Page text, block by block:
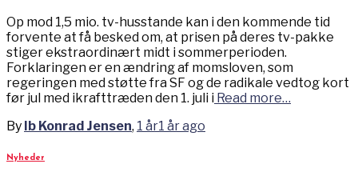
Op mod 1,5 mio. tv-husstande kan i den kommende tid
forvente at få besked om, at prisen på deres tv-pakke
stiger ekstraordinært midt i sommerperioden.
Forklaringen er en ændring af momsloven, som
regeringen med støtte fra SF og de radikale vedtog kort
før jul med ikrafttræden den 1. juli i Read more…
By Ib Konrad Jensen, 1 år1 årago
Nyheder